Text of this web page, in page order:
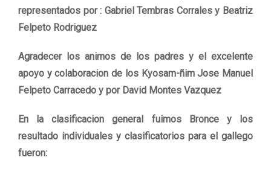
representados por : Gabriel Tembras Corrales y Beatriz
Felpeto Rodriguez
Agradecer los animos de los padres y el excelente
apoyo y colaboracion de los Kyosam-ñim Jose Manuel
Felpeto Carracedo y por David Montes Vazquez
En la clasificacion general fuimos Bronce y los
resultado individuales y clasificatorios para el gallego
fueron: